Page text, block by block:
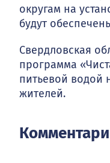
округам на
будут
Свердловская
программа
питьевой водой
жителей.